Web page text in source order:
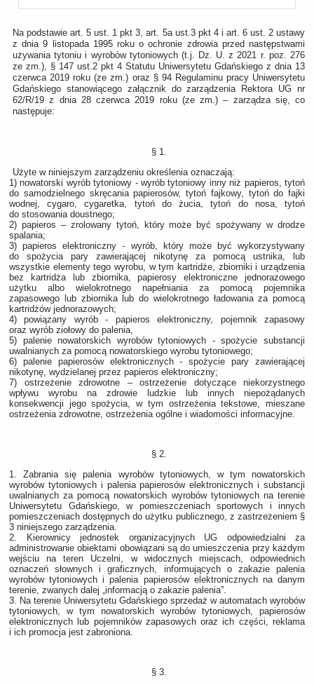
Na podstawie art. 5 ust. 1 pkt 3, art. 5a ust.3 pkt 4 i art. 6 ust. 2 ustawy
z dnia 9 listopada 1995 roku o ochronie zdrowia przed następstwami
używania tytoniu i wyrobów tytoniowych (t.j. Dz. U. z 2021 r. poz. 276
ze zm.), § 147 ust.2 pkt 4 Statutu Uniwersytetu Gdańskiego z dnia 13
czerwca 2019 roku (ze zm.) oraz § 94 Regulaminu pracy Uniwersytetu
Gdańskiego stanowiącego załącznik do zarządzenia Rektora UG nr
62/R/19 z dnia 28 czerwca 2019 roku (ze zm.) – zarządza się, co
następuje:
§ 1.
Użyte w niniejszym zarządzeniu określenia oznaczają:
1) nowatorski wyrób tytoniowy - wyrób tytoniowy inny niż papieros, tytoń
do samodzielnego skręcania papierosów, tytoń fajkowy, tytoń do fajki
wodnej, cygaro, cygaretka, tytoń do żucia, tytoń do nosa, tytoń
do stosowania doustnego;
2) papieros – zrolowany tytoń, który może być spożywany w drodze
spalania;
3) papieros elektroniczny - wyrób, który może być wykorzystywany
do spożycia pary zawierającej nikotynę za pomocą ustnika, lub
wszystkie elementy tego wyrobu, w tym kartridże, zbiorniki i urządzenia
bez kartridża lub zbiornika, papierosy elektroniczne jednorazowego
użytku albo wielokrotnego napełniania za pomocą pojemnika
zapasowego lub zbiornika lub do wielokrotnego ładowania za pomocą
kartridżów jednorazowych;
4) powiązany wyrób - papieros elektroniczny, pojemnik zapasowy
oraz wyrób ziołowy do palenia,
5) palenie nowatorskich wyrobów tytoniowych - spożycie substancji
uwalnianych za pomocą nowatorskiego wyrobu tytoniowego;
6) palenie papierosów elektronicznych - spożycie pary zawierającej
nikotynę, wydzielanej przez papieros elektroniczny;
7) ostrzeżenie zdrowotne – ostrzeżenie dotyczące niekorzystnego
wpływu wyrobu na zdrowie ludzkie lub innych niepożądanych
konsekwencji jego spożycia, w tym ostrzeżenia tekstowe, mieszane
ostrzeżenia zdrowotne, ostrzeżenia ogólne i wiadomości informacyjne.
§ 2.
1. Zabrania się palenia wyrobów tytoniowych, w tym nowatorskich
wyrobów tytoniowych i palenia papierosów elektronicznych i substancji
uwalnianych za pomocą nowatorskich wyrobów tytoniowych na terenie
Uniwersytetu Gdańskiego, w pomieszczeniach sportowych i innych
pomieszczeniach dostępnych do użytku publicznego, z zastrzeżeniem §
3 niniejszego zarządzenia.
2. Kierownicy jednostek organizacyjnych UG odpowiedzialni za
administrowanie obiektami obowiązani są do umieszczenia przy każdym
wejściu na teren Uczelni, w widocznych miejscach, odpowiednich
oznaczeń słownych i graficznych, informujących o zakazie palenia
wyrobów tytoniowych i palenia papierosów elektronicznych na danym
terenie, zwanych dalej „informacją o zakazie palenia”.
3. Na terenie Uniwersytetu Gdańskiego sprzedaż w automatach wyrobów
tytoniowych, w tym nowatorskich wyrobów tytoniowych, papierosów
elektronicznych lub pojemników zapasowych oraz ich części, reklama
i ich promocja jest zabroniona.
§ 3.